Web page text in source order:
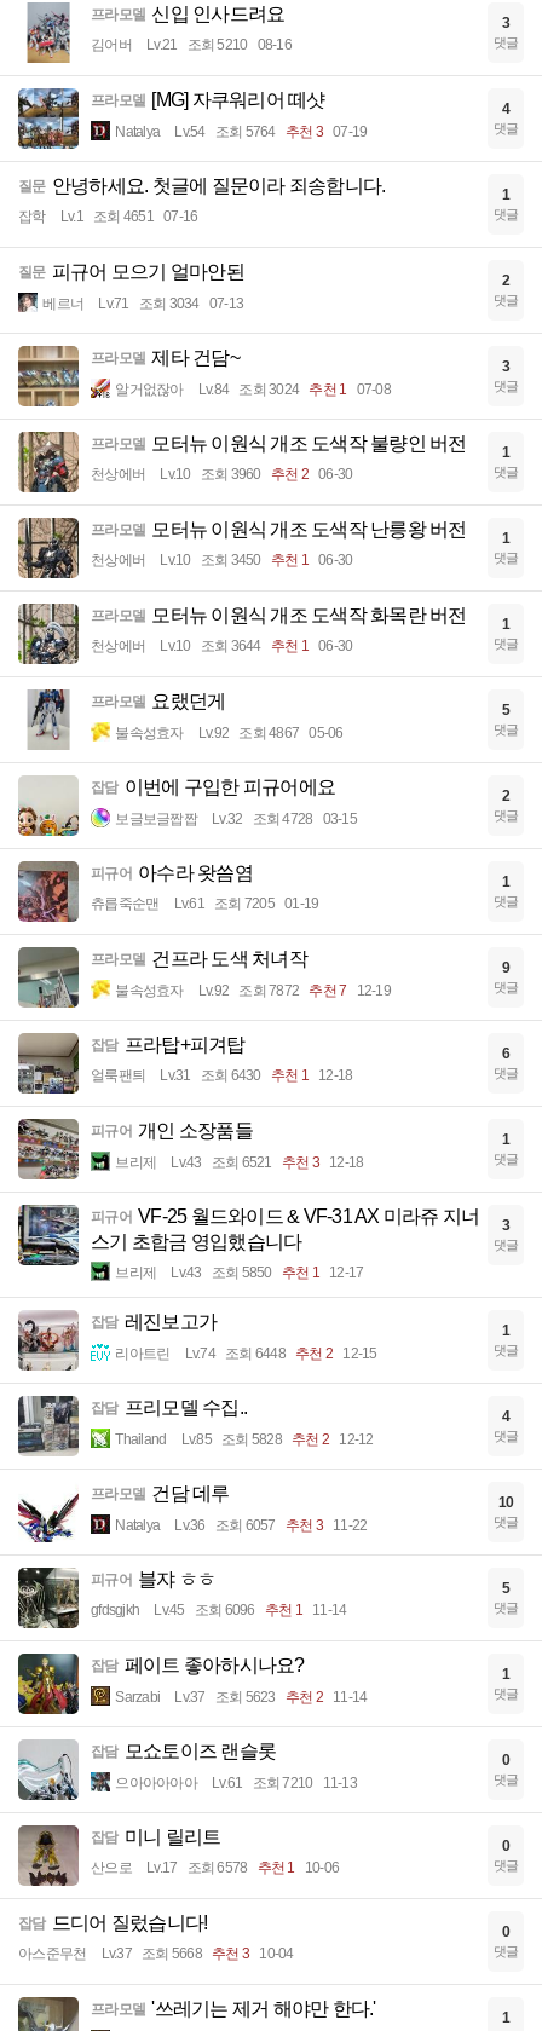
프라모델 신입 인사드려요
김어버 Lv.21 조회 5210 08-16
3
댓글
프라모델 [MG] 자쿠워리어 떼샷
Natalya Lv.54 조회 5764 추천 3 07-19
4
댓글
질문 안녕하세요. 첫글에 질문이라 죄송합니다.
잡학 Lv.1 조회 4651 07-16
1
댓글
질문 피규어 모으기 얼마안된
베르너 Lv.71 조회 3034 07-13
2
댓글
프라모델 제타 건담~
알거없잖아 Lv.84 조회 3024 추천 1 07-08
3
댓글
프라모델 모터뉴 이원식 개조 도색작 불량인 버전
천상에버 Lv.10 조회 3960 추천 2 06-30
1
댓글
프라모델 모터뉴 이원식 개조 도색작 난릉왕 버전
천상에버 Lv.10 조회 3450 추천 1 06-30
1
댓글
프라모델 모터뉴 이원식 개조 도색작 화목란 버전
천상에버 Lv.10 조회 3644 추천 1 06-30
1
댓글
프라모델 요랬던게
불속성효자 Lv.92 조회 4867 05-06
5
댓글
잡담 이번에 구입한 피규어에요
보글보글짭짭 Lv.32 조회 4728 03-15
2
댓글
피규어 아수라 왓씀염
츄릅죽순맨 Lv.61 조회 7205 01-19
1
댓글
프라모델 건프라 도색 처녀작
불속성효자 Lv.92 조회 7872 추천 7 12-19
9
댓글
잡담 프라탑+피겨탑
얼룩팬틔 Lv.31 조회 6430 추천 1 12-18
6
댓글
피규어 개인 소장품들
브리제 Lv.43 조회 6521 추천 3 12-18
1
댓글
피규어 VF-25 월드와이드 & VF-31 AX 미라쥬 지너
스기 초합금 영입했습니다
브리제 Lv.43 조회 5850 추천 1 12-17
3
댓글
잡담 레진보고가
리아트린 Lv.74 조회 6448 추천 2 12-15
1
댓글
잡담 프리모델 수집..
Thailand Lv.85 조회 5828 추천 2 12-12
4
댓글
프라모델 건담 데루
Natalya Lv.36 조회 6057 추천 3 11-22
10
댓글
피규어 블쟈 ㅎㅎ
gfdsgjkh Lv.45 조회 6096 추천 1 11-14
5
댓글
잡담 페이트 좋아하시나요?
Sarzabi Lv.37 조회 5623 추천 2 11-14
1
댓글
잡담 모쇼토이즈 랜슬롯
으아아아아아 Lv.61 조회 7210 11-13
0
댓글
잡담 미니 릴리트
산으로 Lv.17 조회 6578 추천 1 10-06
0
댓글
잡담 드디어 질렀습니다!
아스준무천 Lv.37 조회 5668 추천 3 10-04
0
댓글
프라모델 '쓰레기는 제거 해야만 한다.' 1